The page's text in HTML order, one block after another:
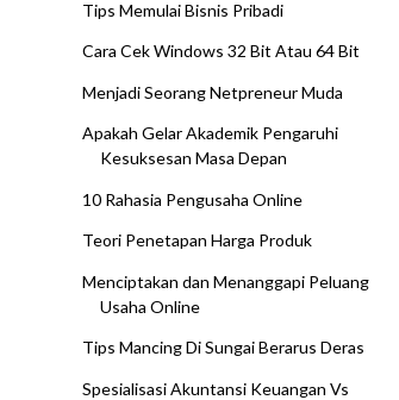
Tips Memulai Bisnis Pribadi
Cara Cek Windows 32 Bit Atau 64 Bit
Menjadi Seorang Netpreneur Muda
Apakah Gelar Akademik Pengaruhi
Kesuksesan Masa Depan
10 Rahasia Pengusaha Online
Teori Penetapan Harga Produk
Menciptakan dan Menanggapi Peluang
Usaha Online
Tips Mancing Di Sungai Berarus Deras
Spesialisasi Akuntansi Keuangan Vs